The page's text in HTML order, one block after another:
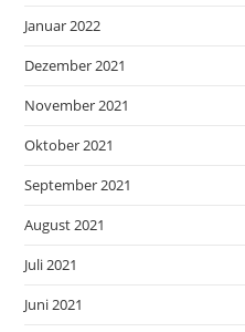
Januar 2022
Dezember 2021
November 2021
Oktober 2021
September 2021
August 2021
Juli 2021
Juni 2021